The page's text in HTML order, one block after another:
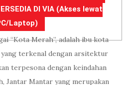
DI VIA (Akses lewat
Laptop)
“Kota Merah”, adalah ibu kota
yang terkenal dengan arsitektur
terpesona dengan keindahan
Jantar Mantar yang merupakan